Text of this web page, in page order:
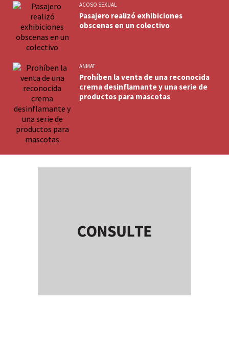
ACOSO SEXUAL
Pasajero realizó exhibiciones
obscenas en un colectivo
ANMAT
Prohíben la venta de una reconocida
crema desinflamante y una serie de
productos para mascotas